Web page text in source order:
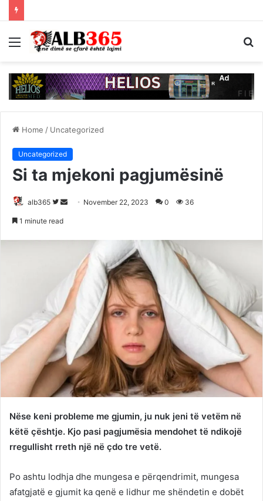
Menu
Home / Uncategorized
Uncategorized
Si ta mjekoni pagjumësinë
alb365
Follow
Send November 22, 2023 0 36
1 minute read
Nëse keni probleme me gjumin, ju nuk jeni të vetëm në
këtë çështje. Kjo pasi pagjumësia mendohet të ndikojë
rregullisht rreth një në çdo tre vetë.
Po ashtu lodhja dhe mungesa e përqendrimit, mungesa
afatgjatë e gjumit ka qenë e lidhur me shëndetin e dobët